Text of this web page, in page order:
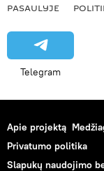
PASAULYJE
Telegram
Apie projektą
Privatumo politika
Slapukų naudojimo